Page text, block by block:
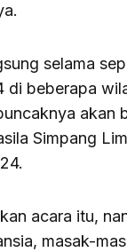
selama
di beberapa
akan
Simpang
acara itu,
masak-